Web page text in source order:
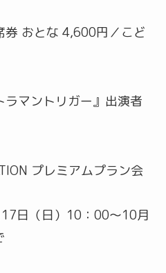
券 おとな 4,600円／こど
マントリガー』出演者
プレミアムプラン会
日（日）10：00～10月